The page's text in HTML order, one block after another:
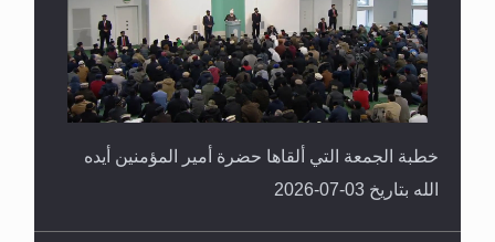
خطبة الجمعة التي ألقاها حضرة أمير المؤمنين أيده
الله بتاريخ 03-07-2026